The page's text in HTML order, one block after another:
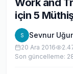
Work and
için 5
S Sevnur
20 Ara 2016
Son güncelleme: